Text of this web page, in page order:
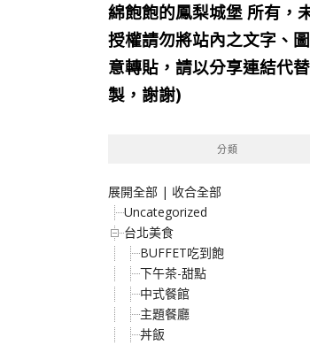
綿飽飽的鳳梨城堡 所有，
授權請勿將站內之文字、
意轉貼，請以分享連結代
製，謝謝)
分類
展開全部 | 收合全部
Uncategorized
台北美食
BUFFET吃到飽
下午茶-甜點
中式餐館
主題餐廳
丼飯